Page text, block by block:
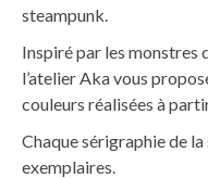
steampunk.
Inspiré par les monstres
l’atelier Aka vous
couleurs réalisées à
Chaque sérigraphie de
exemplaires.